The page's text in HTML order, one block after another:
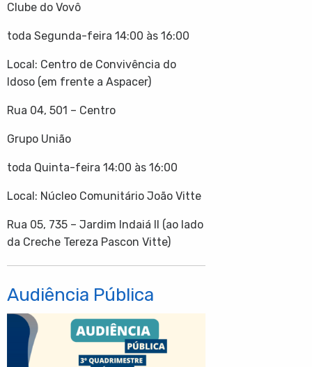
Clube do Vovô
toda Segunda-feira 14:00 às 16:00
Local: Centro de Convivência do
Idoso (em frente a Aspacer)
Rua 04, 501 – Centro
Grupo União
toda Quinta-feira 14:00 às 16:00
Local: Núcleo Comunitário João Vitte
Rua 05, 735 – Jardim Indaiá II (ao lado
da Creche Tereza Pascon Vitte)
Audiência Pública